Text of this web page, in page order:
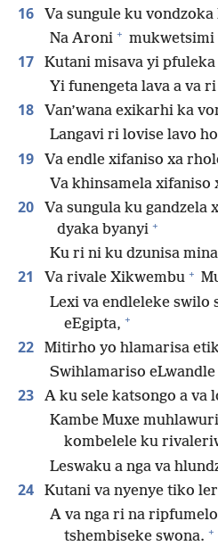
16
Va sungule ku vondzoka
Na Aroni + mukwetsimi
17
Kutani misava yi
Yi funengeta lava a va
18
Van’wana exikarhi ka
Langavi ri lovise lavo
19
Va endle xifaniso xa
Va khinsamela xifaniso
20
Va sungula ku gandzela
dyaka byanyi +
Ku ri ni ku dzunisa
21 Va rivale Xikwembu +
Lexi va endleleke swilo
eEgipta, +
22 Mitirho yo hlamarisa
Swihlamariso
23
A ku sele katsongo a va
Kambe Muxe
kombelele ku
Leswaku a nga va
24 Kutani va nyenye tiko
A va nga ri na
tshembiseke swona. +